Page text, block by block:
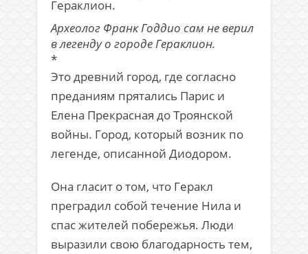
Археолог Франк Годдио сам не верил
в легенду о городе Гераклион.
*
Это древний город, где согласно
преданиям прятались Парис и
Елена Прекрасная до Троянской
войны. Город, который возник по
легенде, описанной Диодором.
Она гласит о том, что Геракл
преградил собой течение Нила и
спас жителей побережья. Люди
выразили свою благодарность тем,